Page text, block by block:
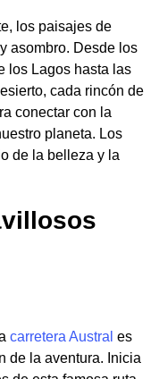
los paisajes de
asombro. Desde los
los Lagos hasta las
cada rincón de
conectar con la
planeta. Los
de la belleza y la
carretera Austral es
de la aventura. Inicia